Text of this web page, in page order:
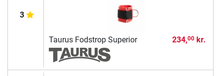
3
Taurus Fodstrop Superior 234,00kr.